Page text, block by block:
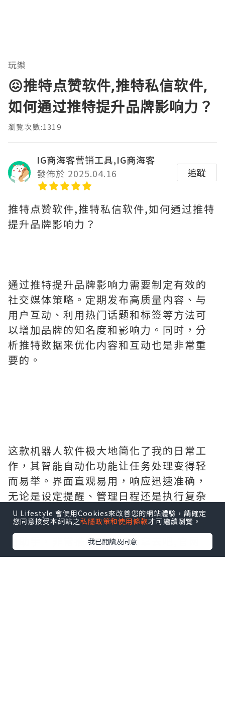
玩樂
😖推特点赞软件,推特私信软件,
如何通过推特提升品牌影响力？
瀏覽次數:1319
IG商海客营销工具,IG商海客
發佈於 2025.04.16
追蹤
推特点赞软件,推特私信软件,如何通过推特
提升品牌影响力？
通过推特提升品牌影响力需要制定有效的
社交媒体策略。定期发布高质量内容、与
用户互动、利用热门话题和标签等方法可
以增加品牌的知名度和影响力。同时，分
析推特数据来优化内容和互动也是非常重
要的。
这款机器人软件极大地简化了我的日常工
作，其智能自动化功能让任务处理变得轻
而易举。界面直观易用，响应迅速准确，
无论是设定提醒、管理日程还是执行复杂
分析，它都能出色完成。给我节省了大量
时间，提升了工作效率，实在是办公的得
力助手，非常推荐。需要的拿去吧,官网
http://www.vst.tw
U Lifestyle 會使用Cookies來改善您的網站體驗，請確定
您同意接受本網站之私隱政策和使用條款才可繼續瀏覽。
我已閱讀及同意